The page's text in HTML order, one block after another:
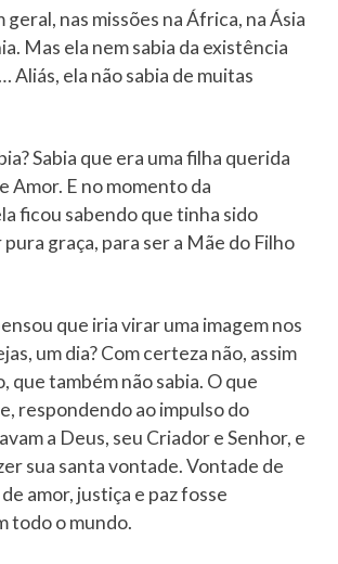
geral, nas missões na África, na Ásia
Mas ela nem sabia da existência
Aliás, ela não sabia de muitas
Sabia que era uma filha querida
Amor. E no momento da
ficou sabendo que tinha sido
graça, para ser a Mãe do Filho
que iria virar uma imagem nos
um dia? Com certeza não, assim
que também não sabia. O que
respondendo ao impulso do
a Deus, seu Criador e Senhor, e
sua santa vontade. Vontade de
amor, justiça e paz fosse
todo o mundo.